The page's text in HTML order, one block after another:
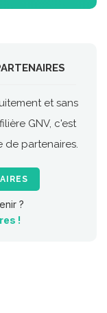
et sans
GNV, c'est
de partenaires.
?
!